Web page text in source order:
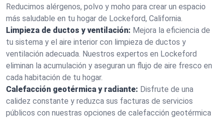
Reducimos alérgenos, polvo y moho para crear un espacio
más saludable en tu hogar de Lockeford, California.
Limpieza de ductos y ventilación: Mejora la eficiencia de
tu sistema y el aire interior con limpieza de ductos y
ventilación adecuada. Nuestros expertos en Lockeford
eliminan la acumulación y aseguran un flujo de aire fresco en
cada habitación de tu hogar.
Calefacción geotérmica y radiante: Disfrute de una
calidez constante y reduzca sus facturas de servicios
públicos con nuestras opciones de calefacción geotérmica